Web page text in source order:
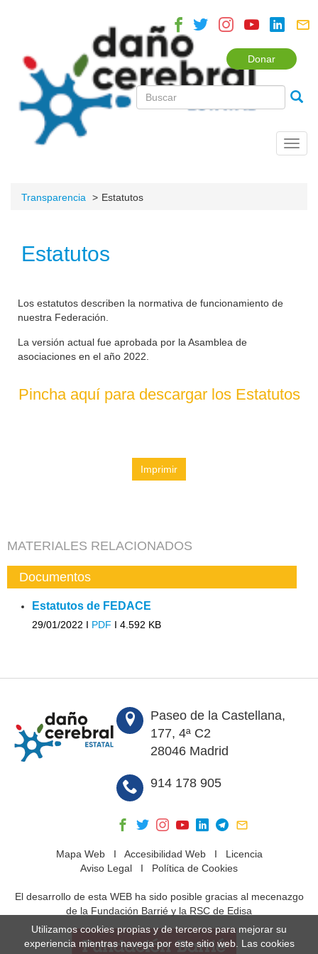
Donar
Transparencia Estatutos
Estatutos
Los estatutos describen la normativa de funcionamiento de
nuestra Federación.
La versión actual fue aprobada por la Asamblea de
asociaciones en el año 2022.
Pincha aquí para descargar los Estatutos
Imprimir
MATERIALES RELACIONADOS
Documentos
Estatutos de FEDACE
29/01/2022 I PDF I 4.592 KB
Paseo de la Castellana,
177, 4ª C2
28046 Madrid
914 178 905
Mapa WebI Accesibilidad WebI Licencia
Aviso Legal I Política de Cookies
El desarrollo de esta WEB ha sido posible gracias al mecenazgo
de la Fundación Barrié y la RSC de Edisa
Utilizamos cookies propias y de terceros para mejorar su
experiencia mientras navega por este sitio web. Las cookies